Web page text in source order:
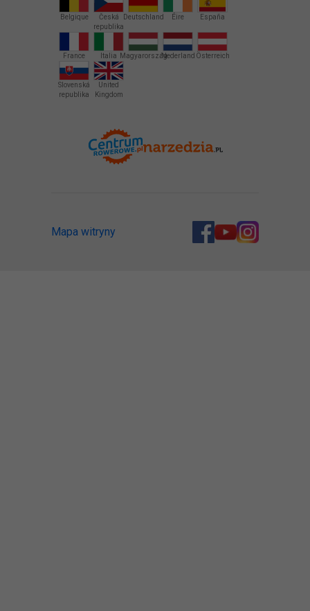
Belgique
Česká
republika
Deutschland Éire España
France Italia MagyarországNederland Österreich
Slovenská
republika
United
Kingdom
Mapa witryny